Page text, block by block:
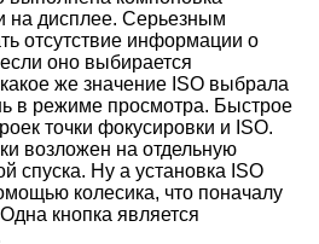
на дисплее. Серьезным
отсутствие информации о
оно выбирается
же значение ISO выбрала
в режиме просмотра. Быстрое
точки фокусировки и ISO.
возложен на отдельную
спуска. Ну а установка ISO
колесика, что поначалу
кнопка является